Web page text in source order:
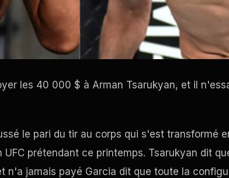
les 40 000 $ à Arman Tsarukyan, et il
le pari du tir au corps qui s'est transformé
UFC prétendant ce printemps. Tsarukyan dit
n'a jamais payé Garcia dit que toute la